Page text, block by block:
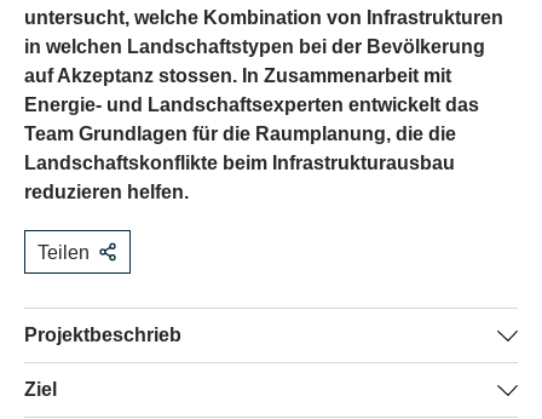
untersucht, welche Kombination von Infrastrukturen
in welchen Landschaftstypen bei der Bevölkerung
auf Akzeptanz stossen. In Zusammenarbeit mit
Energie- und Landschaftsexperten entwickelt das
Team Grundlagen für die Raumplanung, die die
Landschaftskonflikte beim Infrastrukturausbau
reduzieren helfen.
Teilen
​Projektbeschrieb
Die Transformation des heutigen Energiesystems ist von
Ziel